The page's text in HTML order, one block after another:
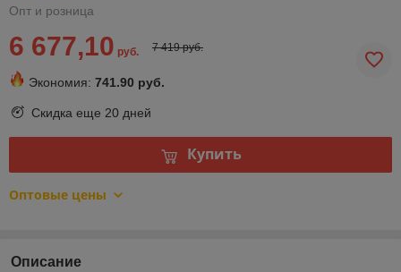
Опт и розница
6 677,10 руб. 7 419 руб.
Экономия: 741.90 руб.
Скидка еще 20 дней
Купить
Оптовые цены
Описание